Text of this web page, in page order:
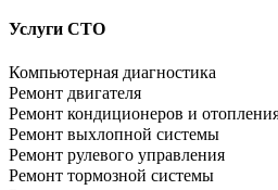
Услуги СТО
Компьютерная диагностика
Ремонт двигателя
Ремонт кондиционеров и
Ремонт выхлопной системы
Ремонт рулевого управления
Ремонт тормозной системы